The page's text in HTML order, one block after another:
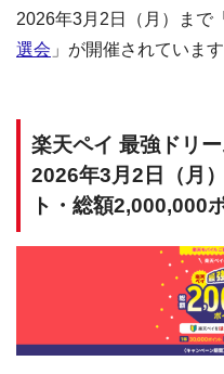
2026年3月2日（月）まで「
選会 」が開催されています
楽天ペイ 最強ドリ
2026年3月2日（月
ト・総額2,000,000